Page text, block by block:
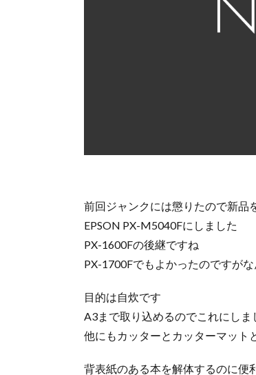
前回ジャンクには懲りたので新品
EPSON PX-M5040Fにしました
PX-1600Fの後継ですね
PX-1700Fでもよかったのですが
目的は自炊です
A3まで取り込めるのでこれにしま
他にもカッターとカッターマット
背表紙のある本を解体するのに便